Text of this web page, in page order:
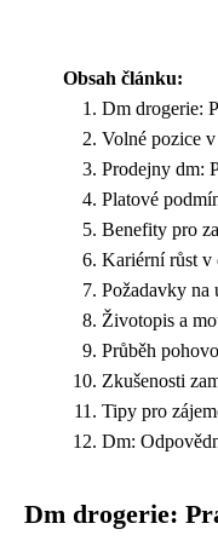
Obsah článku:
Dm drogerie:
Volné pozice
Prodejny dm:
Platové
Benefity pro
Kariérní růst v
Požadavky na
Životopis a
Průběh
Zkušenosti
Tipy pro
Dm:
Dm drogerie: